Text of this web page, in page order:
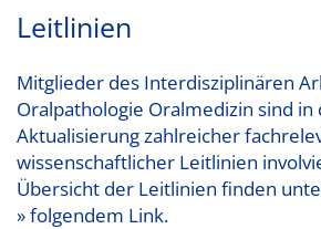
Leitlinien - AK OPOM
Leitlinien
Mitglieder des Interdisziplinären
Oralpathologie Oralmedizin sind in
Aktualisierung zahlreicher
wissenschaftlicher Leitlinien
Übersicht der Leitlinien finden
» folgendem Link.